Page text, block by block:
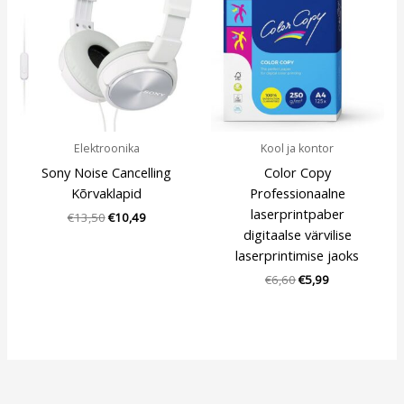
Elektroonika
Sony Noise Cancelling
Kõrvaklapid
€13,50€10,49
€10,49.
Kool ja kontor
Color Copy
Professionaalne
laserprintpaber
digitaalse värvilise
laserprintimise jaoks
€6,60
€6,60.
€5,99
€5,99.